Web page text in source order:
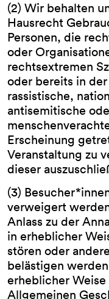
(2) Wir behalten
Hausrecht
Personen, die
oder
rechtsextremen
oder bereits in
rassistische,
antisemitische
Erscheinung
Veranstaltung zu
dieser
(3)
verweigert
Anlass zu der
in erheblicher
stören oder
belästigen
erheblicher
Allgemeinen